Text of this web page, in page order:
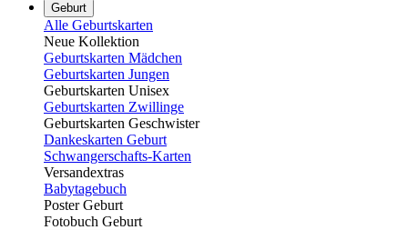
Geburt
Alle Geburtskarten
Neue Kollektion
Geburtskarten Mädchen
Geburtskarten Jungen
Geburtskarten Unisex
Geburtskarten Zwillinge
Geburtskarten Geschwister
Dankeskarten Geburt
Schwangerschafts-Karten
Versandextras
Babytagebuch
Poster Geburt
Fotobuch Geburt